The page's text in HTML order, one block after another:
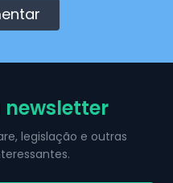
newsletter
legislação e outras